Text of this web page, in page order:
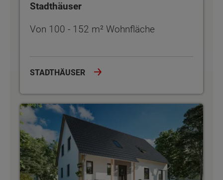
Stadthäuser
Von 100 - 152 m² Wohnfläche
STADTHÄUSER
Zweifamilienhäuser